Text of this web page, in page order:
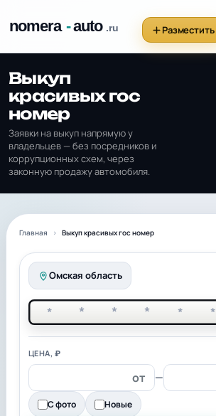
Разместить
Выкуп
красивых гос
номер
Заявки на выкуп напрямую у
владельцев — без посредников и
коррупционных схем, через
законную продажу автомобиля.
Главная Выкуп красивых гос номер
Омская область
* * * * * *
ЦЕНА, ₽
—
С фото Новые